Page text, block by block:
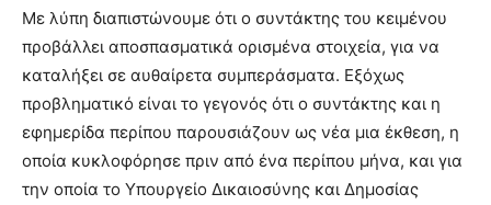
Με λύπη διαπιστώνουμε ότι ο συντάκτης του κειμένου
προβάλλει αποσπασματικά ορισμένα στοιχεία, για να
καταλήξει σε αυθαίρετα συμπεράσματα. Εξόχως
προβληματικό είναι το γεγονός ότι ο συντάκτης και η
εφημερίδα περίπου παρουσιάζουν ως νέα μια έκθεση, η
οποία κυκλοφόρησε πριν από ένα περίπου μήνα, και για
την οποία το Υπουργείο Δικαιοσύνης και Δημοσίας